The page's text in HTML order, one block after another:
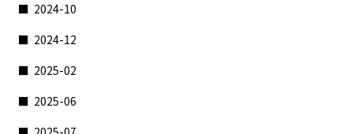
2024-10
2024-12
2025-02
2025-06